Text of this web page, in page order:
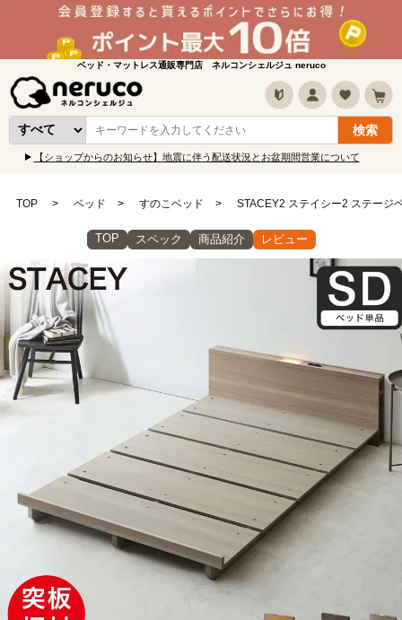
ベッド・マットレス通販専門店 ネルコンシェルジュ neruco
【ショップからのお知らせ】地震に伴う配送状況とお盆期間営業について
TOP ベッド すのこベッド STACEY2 ステイシー2 ステージ
TOP スペック 商品紹介 レビュー